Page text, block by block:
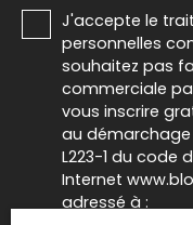
J'accepte le
personnelles
souhaitez pas
commerciale
vous inscrire
au
L223-1 du code
Internet
adressé à :